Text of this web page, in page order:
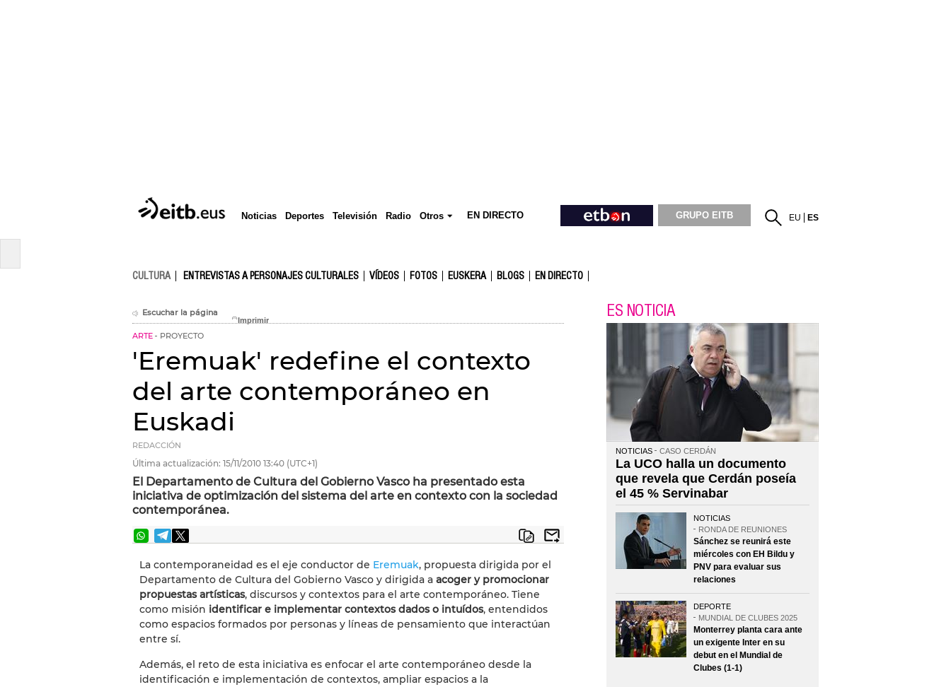
Noticias Deportes Televisión Radio Otros EN DIRECTO GRUPO EITB EU ES
CULTURA ENTREVISTAS A PERSONAJES CULTURALES VÍDEOS FOTOS EUSKERA BLOGS EN DIRECTO
Escuchar la página
ARTE PROYECTO
'Eremuak' redefine el contexto
del arte contemporáneo en
Euskadi
REDACCIÓN
Última actualización: 15/11/2010 13:40 (UTC+1)
El Departamento de Cultura del Gobierno Vasco ha presentado esta
iniciativa de optimización del sistema del arte en contexto con la sociedad
contemporánea.
La contemporaneidad es el eje conductor de Eremuak, propuesta dirigida por el
Departamento de Cultura del Gobierno Vasco y dirigida a acoger y promocionar
propuestas artísticas, discursos y contextos para el arte contemporáneo. Tiene
como misión identificar e implementar contextos dados o intuídos, entendidos
como espacios formados por personas y líneas de pensamiento que interactúan
entre sí.
Además, el reto de esta iniciativa es enfocar el arte contemporáneo desde la
identificación e implementación de contextos, ampliar espacios a la
ES NOTICIA
NOTICIAS CASO CERDÁN
La UCO halla un documento
que revela que Cerdán poseía
el 45 % Servinabar
NOTICIAS
RONDA DE REUNIONES
Sánchez se reunirá este
miércoles con EH Bildu y
PNV para evaluar sus
relaciones
DEPORTE
MUNDIAL DE CLUBES 2025
Monterrey planta cara ante
un exigente Inter en su
debut en el Mundial de
Clubes (1-1)